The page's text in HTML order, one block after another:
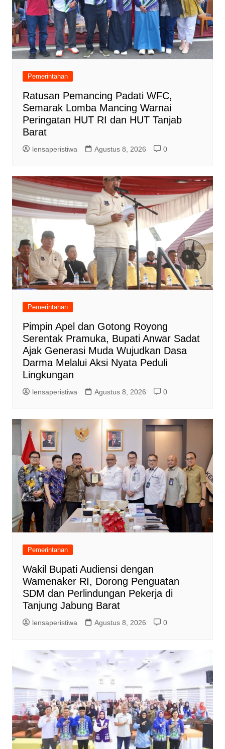
Pemerintahan
Ratusan Pemancing Padati WFC,
Semarak Lomba Mancing Warnai
Peringatan HUT RI dan HUT Tanjab
Barat
lensaperistiwa Agustus 8, 2026 0
Pemerintahan
Pimpin Apel dan Gotong Royong
Serentak Pramuka, Bupati Anwar Sadat
Ajak Generasi Muda Wujudkan Dasa
Darma Melalui Aksi Nyata Peduli
Lingkungan
lensaperistiwa Agustus 8, 2026 0
Pemerintahan
Wakil Bupati Audiensi dengan
Wamenaker RI, Dorong Penguatan
SDM dan Perlindungan Pekerja di
Tanjung Jabung Barat
lensaperistiwa Agustus 8, 2026 0